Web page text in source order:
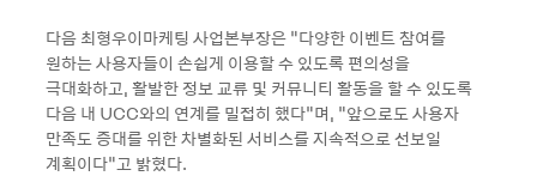
다음 최형우이마케팅 사업본부장은 “다양한 이벤트 참여를
원하는 사용자들이 손쉽게 이용할 수 있도록 편의성을
극대화하고, 활발한 정보 교류 및 커뮤니티 활동을 할 수 있도록
다음 내 UCC와의 연계를 밀접히 했다”며, “앞으로도 사용자
만족도 증대를 위한 차별화된 서비스를 지속적으로 선보일
계획이다”고 밝혔다.